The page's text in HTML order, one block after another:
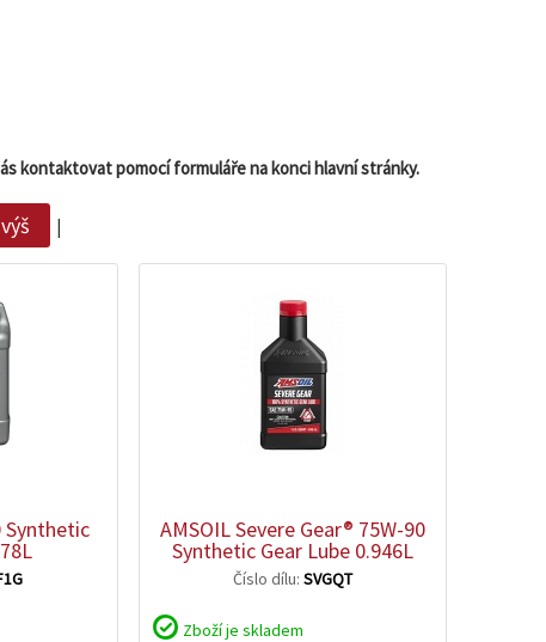
kontaktovat pomocí formuláře na konci hlavní stránky.
|
Synthetic AMSOIL Severe Gear® 75W-90
Synthetic Gear Lube 0.946L
Číslo dílu: SVGQT
Zboží je skladem
zobrazit